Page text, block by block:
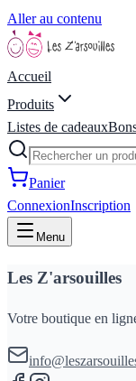
Aller au contenu
Accueil
Produits
Listes de cadeaux
Panier
ConnexionInscription
Menu
Les Z'arsouilles
Votre boutique en